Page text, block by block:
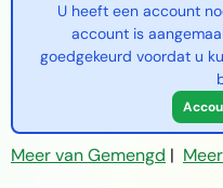
U heeft een account
account is
goedgekeurd voordat u
Meer van Gemengd |